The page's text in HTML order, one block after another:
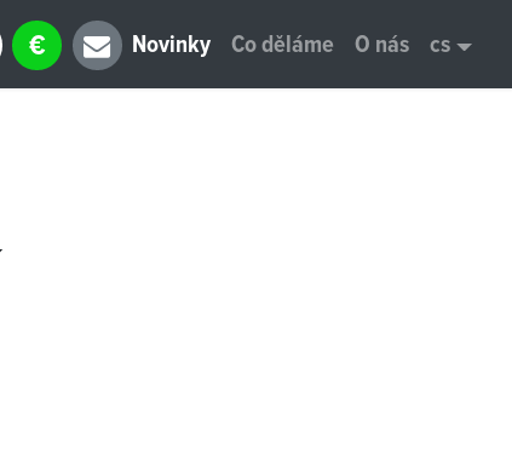
€ Novinky Co děláme O nás cs